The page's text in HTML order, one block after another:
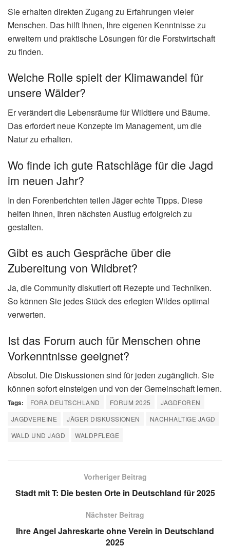
Sie erhalten direkten Zugang zu Erfahrungen vieler
Menschen. Das hilft Ihnen, Ihre eigenen Kenntnisse zu
erweitern und praktische Lösungen für die Forstwirtschaft
zu finden.
Welche Rolle spielt der Klimawandel für
unsere Wälder?
Er verändert die Lebensräume für Wildtiere und Bäume.
Das erfordert neue Konzepte im Management, um die
Natur zu erhalten.
Wo finde ich gute Ratschläge für die Jagd
im neuen Jahr?
In den Forenberichten teilen Jäger echte Tipps. Diese
helfen Ihnen, Ihren nächsten Ausflug erfolgreich zu
gestalten.
Gibt es auch Gespräche über die
Zubereitung von Wildbret?
Ja, die Community diskutiert oft Rezepte und Techniken.
So können Sie jedes Stück des erlegten Wildes optimal
verwerten.
Ist das Forum auch für Menschen ohne
Vorkenntnisse geeignet?
Absolut. Die Diskussionen sind für jeden zugänglich. Sie
können sofort einsteigen und von der Gemeinschaft lernen.
Tags: FORA DEUTSCHLAND FORUM 2025
JAGDFOREN
JAGDVEREINE
JÄGER DISKUSSIONEN
NACHHALTIGE JAGD
WALD UND JAGD
WALDPFLEGE
Vorheriger Beitrag
Stadt mit T: Die besten Orte in Deutschland für 2025
Nächster Beitrag
Ihre Angel Jahreskarte ohne Verein in Deutschland
2025